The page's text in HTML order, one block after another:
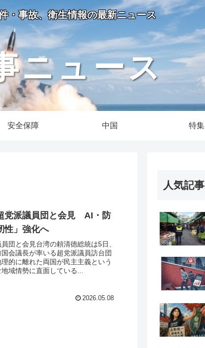
・事故、衛生情報の最新ニュース
ニュース
安全保障 中国 特集
党派議員団と会見 AI・防
性」強化へ
団と会見台湾の頼清徳総統は5日、
会議長が率いる超党派議員訪台団
的に離れた両国が民主主義という
域情勢に直面している...
2026.05.08
人気記事